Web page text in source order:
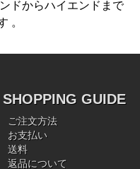
ドからハイエンドまで
。
SHOPPING GUIDE
ご注文方法
お支払い
送料
返品について